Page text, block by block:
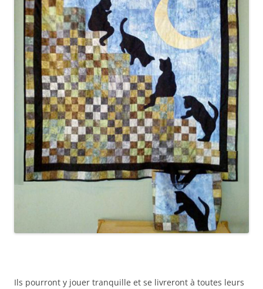
Ils pourront y jouer tranquille et se livreront à toutes leurs